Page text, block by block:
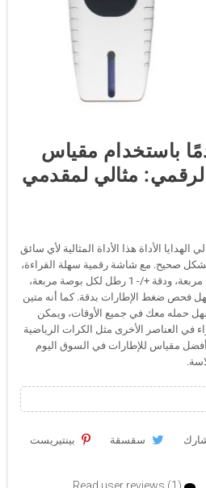
باستخدام مقياس
مثالي لمقدمي
الأداة هذا الأداة المثالية لأي سائق
صحيح. مع شاشة رقمية سهلة القراءة،
نطاق من 0-200 رطل لكل بوصة مربعة، ودقة +/- 1 رطل لكل بوصة مربعة،
فحص ضغط الإطارات بدقة. كما أنه متين
حمله معك في جميع الأوقات، ويمكن
في العناصر الأخرى مثل الكرات الرياضية
مقياس للإطارات في السوق اليوم
سقسقة بينتيريست